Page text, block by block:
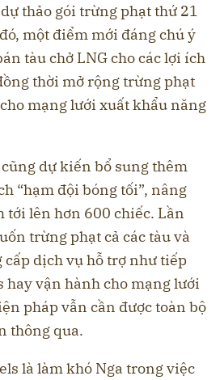
thảo gói trừng phạt thứ 21
một điểm mới đáng chú ý
tàu chở LNG cho các lợi ích
thời mở rộng trừng phạt
mạng lưới xuất khẩu năng
dự kiến bổ sung thêm
“hạm đội bóng tối”, nâng
tới lên hơn 600 chiếc. Lần
trừng phạt cả các tàu và
dịch vụ hỗ trợ như tiếp
vận hành cho mạng lưới
pháp vẫn cần được toàn bộ
thông qua.
là làm khó Nga trong việc